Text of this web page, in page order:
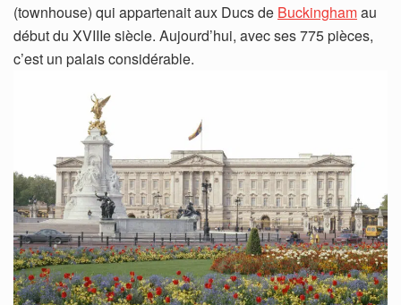
(townhouse) qui appartenait aux Ducs de Buckinghamau
début du XVIIIe siècle. Aujourd’hui, avec ses 775 pièces,
c’est un palais considérable.